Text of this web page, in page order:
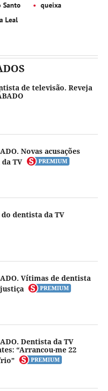
Santo
queixa
Leal
de televisão. Reveja
Novas acusações
TV
dentista da TV
Vítimas de dentista
Dentista da TV
“Arrancou-me 22